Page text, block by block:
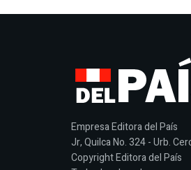
Empresa Editora del País
Jr, Quilca No. 324 - Urb.
Copyright Editora del País